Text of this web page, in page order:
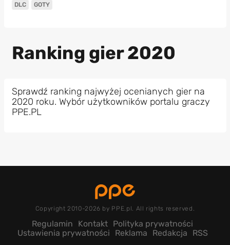
DLC GOTY
Ranking gier 2020
Sprawdź ranking najwyżej ocenianych gier na
2020 roku. Wybór użytkowników portalu graczy
PPE.PL
Copyright 2010-2026 by PPE.pl. All rights reserved.
Regulamin Kontakt Polityka prywatności
Ustawienia prywatności
Reklama Redakcja RSS